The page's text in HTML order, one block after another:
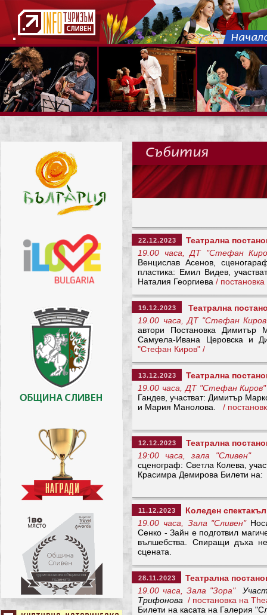
22.12.2023
Театрална
19.00 часа, ДТ "Стефан
Венцислав Асенов,
пластика: Емил Видев,
Наталия Георгиева/
19.12.2023
Театрална
19.00 часа, ДТ "Стефан
автори Постановка Димитър
Самуела-Ивана Церовска и
"Стефан Киров" /
13.12.2023
Театрална
19.00 часа, ДТ "Стефан Киров"
Гандев, участват: Димитър
и Мария Манолова./
12.12.2023
Театрална
19:00 часа, зала "Сливен"
сценограф: Светла Колева,
Красимра Демирова Билети
11.12.2023
Коледен
19.00 часа, Зала "Сливен"
Сенко - Зайн е подготвил
вълшебства. Спиращи дъха
сцената.
28.11.2023
Театрална
19.00 часа, Зала "Зора"
Трифонова / постановка на
Билети на касата на Галерия